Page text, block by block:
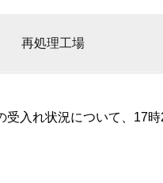
再処理工場
受入れ状況について、17